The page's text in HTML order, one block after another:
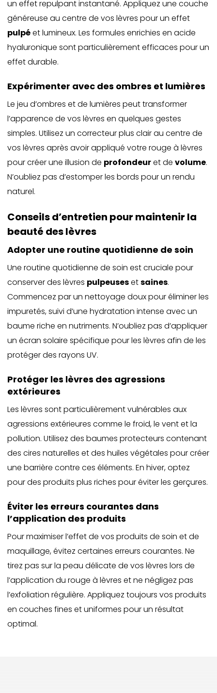
un effet repulpant instantané. Appliquez une couche
généreuse au centre de vos lèvres pour un effet
pulpéet lumineux. Les formules enrichies en acide
hyaluronique sont particulièrement efficaces pour un
effet durable.
Expérimenter avec des ombres et lumières
Le jeu d’ombres et de lumières peut transformer
l’apparence de vos lèvres en quelques gestes
simples. Utilisez un correcteur plus clair au centre de
vos lèvres après avoir appliqué votre rouge à lèvres
pour créer une illusion de profondeuret de volume.
N’oubliez pas d’estomper les bords pour un rendu
naturel.
Conseils d’entretien pour maintenir la
beauté des lèvres
Adopter une routine quotidienne de soin
Une routine quotidienne de soin est cruciale pour
conserver des lèvres pulpeusesetsaines.
Commencez par un nettoyage doux pour éliminer les
impuretés, suivi d’une hydratation intense avec un
baume riche en nutriments. N’oubliez pas d’appliquer
un écran solaire spécifique pour les lèvres afin de les
protéger des rayons UV.
Protéger les lèvres des agressions
extérieures
Les lèvres sont particulièrement vulnérables aux
agressions extérieures comme le froid, le vent et la
pollution. Utilisez des baumes protecteurs contenant
des cires naturelles et des huiles végétales pour créer
une barrière contre ces éléments. En hiver, optez
pour des produits plus riches pour éviter les gerçures.
Éviter les erreurs courantes dans
l’application des produits
Pour maximiser l’effet de vos produits de soin et de
maquillage, évitez certaines erreurs courantes. Ne
tirez pas sur la peau délicate de vos lèvres lors de
l’application du rouge à lèvres et ne négligez pas
l’exfoliation régulière. Appliquez toujours vos produits
en couches fines et uniformes pour un résultat
optimal.